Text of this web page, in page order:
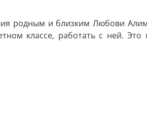
родным и близким Любови
классе, работать с ней.